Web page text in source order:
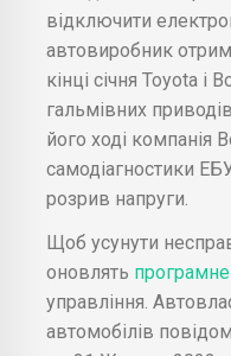
відключити
автовиробник
кінці січня Toyota і
гальмівних
його ході компанія
самодіагностики
розрив напруги.
Щоб усунути
оновлять
управління.
автомобілів